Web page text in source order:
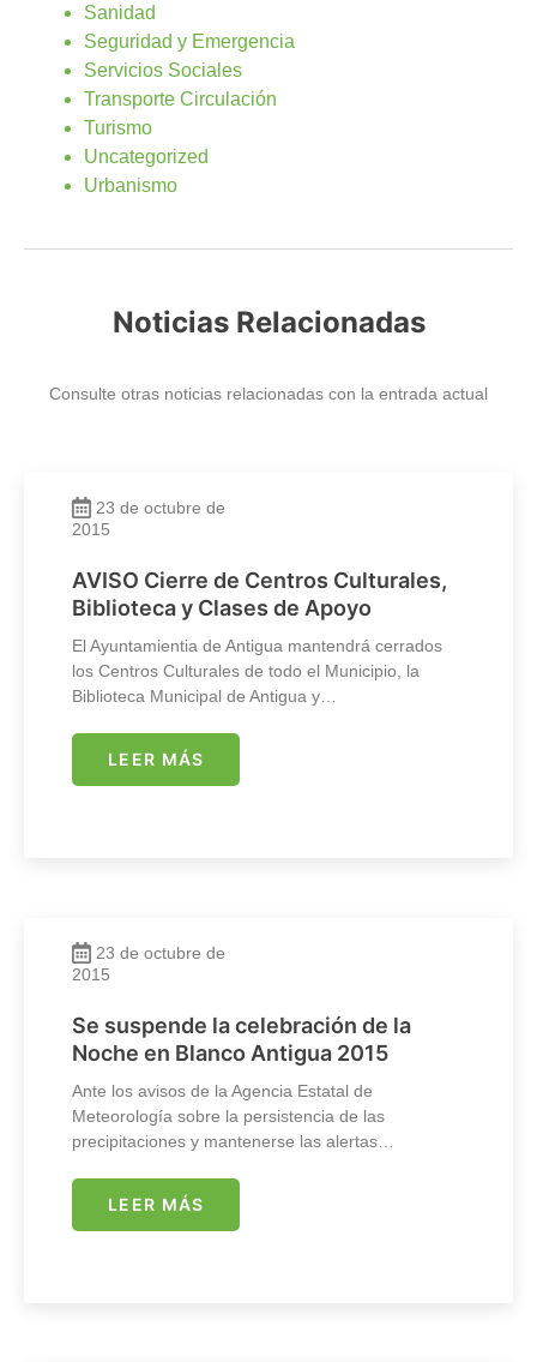
Sanidad
Seguridad y Emergencia
Servicios Sociales
Transporte Circulación
Turismo
Uncategorized
Urbanismo
Noticias Relacionadas
Consulte otras noticias relacionadas con la entrada actual
23 de octubre de
2015
AVISO Cierre de Centros Culturales,
Biblioteca y Clases de Apoyo
El Ayuntamientia de Antigua mantendrá cerrados
los Centros Culturales de todo el Municipio, la
Biblioteca Municipal de Antigua y…
LEER MÁS
23 de octubre de
2015
Se suspende la celebración de la
Noche en Blanco Antigua 2015
Ante los avisos de la Agencia Estatal de
Meteorología sobre la persistencia de las
precipitaciones y mantenerse las alertas…
LEER MÁS